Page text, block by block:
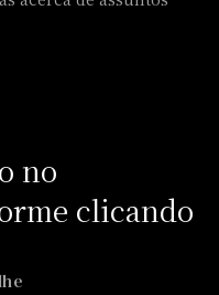
no
clicando